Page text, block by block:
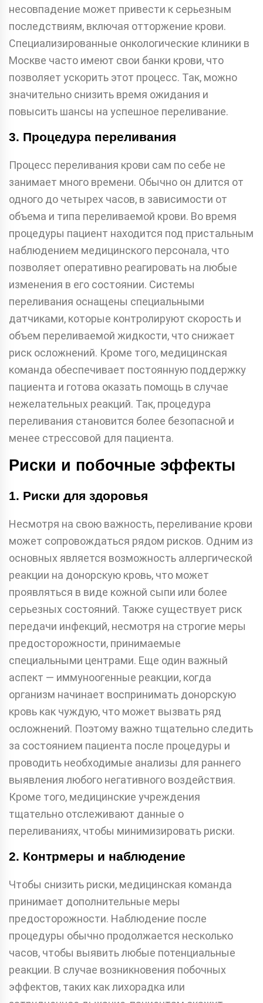
несовпадение может привести к серьезным
последствиям, включая отторжение крови.
Специализированные онкологические клиники в
Москве часто имеют свои банки крови, что
позволяет ускорить этот процесс. Так, можно
значительно снизить время ожидания и
повысить шансы на успешное переливание.
3. Процедура переливания
Процесс переливания крови сам по себе не
занимает много времени. Обычно он длится от
одного до четырех часов, в зависимости от
объема и типа переливаемой крови. Во время
процедуры пациент находится под пристальным
наблюдением медицинского персонала, что
позволяет оперативно реагировать на любые
изменения в его состоянии. Системы
переливания оснащены специальными
датчиками, которые контролируют скорость и
объем переливаемой жидкости, что снижает
риск осложнений. Кроме того, медицинская
команда обеспечивает постоянную поддержку
пациента и готова оказать помощь в случае
нежелательных реакций. Так, процедура
переливания становится более безопасной и
менее стрессовой для пациента.
Риски и побочные эффекты
1. Риски для здоровья
Несмотря на свою важность, переливание крови
может сопровождаться рядом рисков. Одним из
основных является возможность аллергической
реакции на донорскую кровь, что может
проявляться в виде кожной сыпи или более
серьезных состояний. Также существует риск
передачи инфекций, несмотря на строгие меры
предосторожности, принимаемые
специальными центрами. Еще один важный
аспект — иммуноогенные реакции, когда
организм начинает воспринимать донорскую
кровь как чуждую, что может вызвать ряд
осложнений. Поэтому важно тщательно следить
за состоянием пациента после процедуры и
проводить необходимые анализы для раннего
выявления любого негативного воздействия.
Кроме того, медицинские учреждения
тщательно отслеживают данные о
переливаниях, чтобы минимизировать риски.
2. Контрмеры и наблюдение
Чтобы снизить риски, медицинская команда
принимает дополнительные меры
предосторожности. Наблюдение после
процедуры обычно продолжается несколько
часов, чтобы выявить любые потенциальные
реакции. В случае возникновения побочных
эффектов, таких как лихорадка или